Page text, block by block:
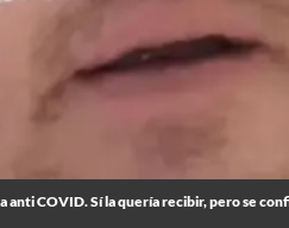
anti COVID. Sí la quería recibir, pero se